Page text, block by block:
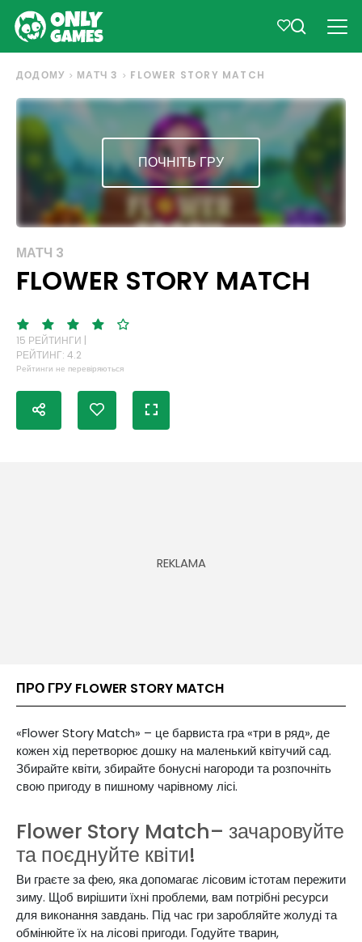
ДОДОМУ МАТЧ 3 FLOWER STORY MATCH
ПОЧНІТЬ ГРУ
МАТЧ 3
FLOWER STORY MATCH
15 РЕЙТИНГИ |
РЕЙТИНГ: 4.2
Рейтинги не перевіряються
ПРО ГРУ FLOWER STORY MATCH
«Flower Story Match» – це барвиста гра «три в ряд», де
кожен хід перетворює дошку на маленький квітучий сад.
Збирайте квіти, збирайте бонусні нагороди та розпочніть
свою пригоду в пишному чарівному лісі.
Flower Story Match– зачаровуйте
та поєднуйте квіти!
Ви граєте за фею, яка допомагає лісовим істотам пережити
зиму. Щоб вирішити їхні проблеми, вам потрібні ресурси
для виконання завдань. Під час гри заробляйте жолуді та
обмінюйте їх на лісові пригоди. Годуйте тварин,